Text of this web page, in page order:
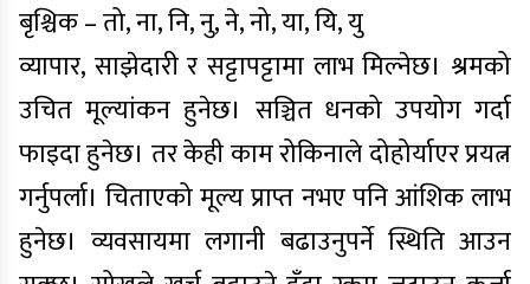
बृश्चिक – तो, ना, नि, नु, ने, नो, या, यि, यु
व्यापार, साझेदारी र सट्टापट्टामा लाभ मिल्नेछ। श्रमको
उचित मूल्यांकन हुनेछ। सञ्चित धनको उपयोग गर्दा
फाइदा हुनेछ। तर केही काम रोकिनाले दोहोर्याएर प्रयत्न
गर्नुपर्ला। चिताएको मूल्य प्राप्त नभए पनि आंशिक लाभ
हुनेछ। व्यवसायमा लगानी बढाउनुपर्ने स्थिति आउन